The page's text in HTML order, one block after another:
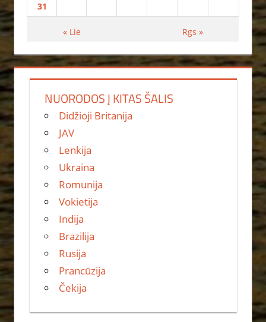
31
« Lie Rgs »
NUORODOS Į KITAS ŠALIS
Didžioji Britanija
JAV
Lenkija
Ukraina
Romunija
Vokietija
Indija
Brazilija
Rusija
Prancūzija
Čekija